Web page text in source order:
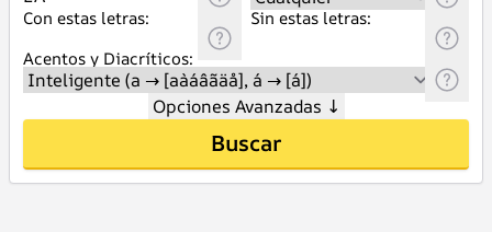
Con estas letras:
Sin estas letras:
Acentos y Diacríticos:
Opciones Avanzadas ↓
Buscar